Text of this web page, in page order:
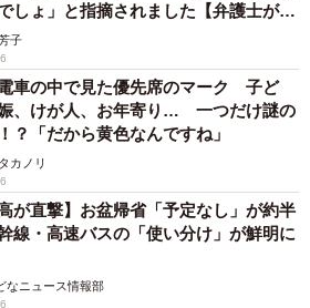
しょ」と指摘されました【弁護士が解
子
車の中で見た優先席のマーク 子ど
、けが人、お年寄り… 一つだけ謎の
？「だから黄色なんですね」
カノリ
高が直撃】お盆帰省「予定なし」が約半
・高速バスの「使い分け」が鮮明に
なニュース情報部